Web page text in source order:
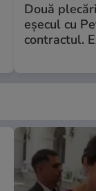
Două
eșecul cu
contractul.